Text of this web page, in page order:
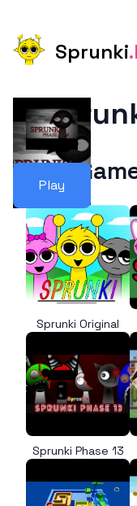
Sprunki
Play
More
Sprunki Original
Sprunki Phase 13